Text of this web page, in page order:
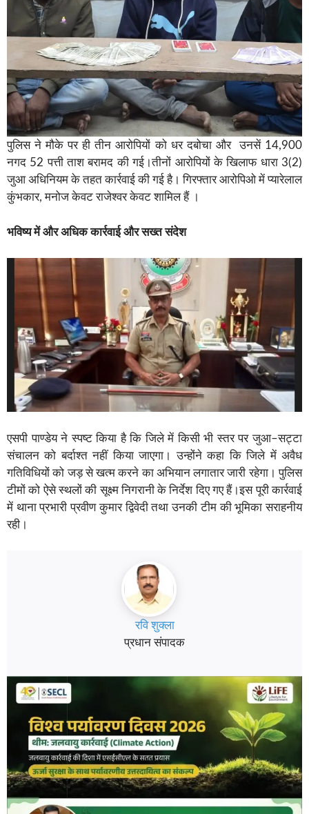
पुलिस ने मौके पर ही तीन आरोपियों को धर दबोचा और उनसें 14,900
नगद 52 पत्ती ताश बरामद की गई।तीनों आरोपियों के खिलाफ धारा 3(2)
जुआ अधिनियम के तहत कार्रवाई की गई है। गिरफ्तार आरोपिओ में प्यारेलाल
कुंभकार, मनोज केवट राजेश्वर केवट शामिल हैं ।
भविष्य में और अधिक कार्रवाई और सख्त संदेश
एसपी पाण्डेय ने स्पष्ट किया है कि जिले में किसी भी स्तर पर जुआ–सट्टा
संचालन को बर्दाश्त नहीं किया जाएगा। उन्होंने कहा कि जिले में अवैध
गतिविधियों को जड़ से खत्म करने का अभियान लगातार जारी रहेगा। पुलिस
टीमों को ऐसे स्थलों की सूक्ष्म निगरानी के निर्देश दिए गए हैं।इस पूरी कार्रवाई
में थाना प्रभारी प्रवीण कुमार द्विवेदी तथा उनकी टीम की भूमिका सराहनीय
रही।
रवि शुक्ला
प्रधान संपादक